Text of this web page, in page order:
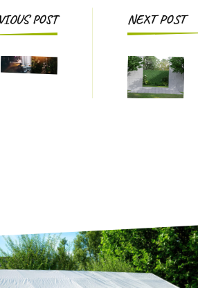
Navigation
POST NEXT POST